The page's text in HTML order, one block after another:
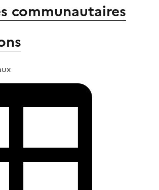
communautaires